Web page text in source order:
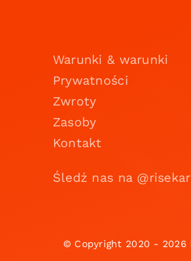
Warunki & warunki
Prywatności
Zwroty
Zasoby
Kontakt
Śledź nas na
© Copyright 2020 - 2026